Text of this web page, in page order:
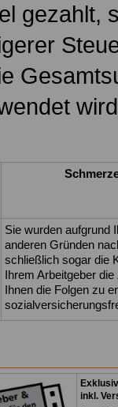
gezahlt,
Sie wurden aufgrund
anderen Gründen
schließlich sogar die
Ihrem Arbeitgeber
Ihnen die Folgen zu
inkl.